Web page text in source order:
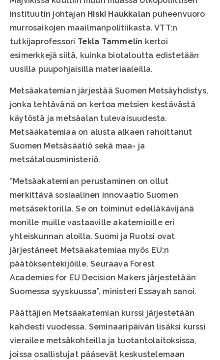
instituutin johtajan Hiski Haukkalan puheenvuoro
murrosaikojen maailmanpolitiikasta. VTT:n
tutkijaprofessori Tekla Tammelin kertoi
esimerkkejä siitä, kuinka biotaloutta edistetään
uusilla puupohjaisilla materiaaleilla.
Metsäakatemian järjestää Suomen Metsäyhdistys,
jonka tehtävänä on kertoa metsien kestävästä
käytöstä ja metsäalan tulevaisuudesta.
Metsäakatemiaa on alusta alkaen rahoittanut
Suomen Metsäsäätiö sekä maa- ja
metsätalousministeriö.
”Metsäakatemian perustaminen on ollut
merkittävä sosiaalinen innovaatio Suomen
metsäsektorilla. Se on toiminut edelläkävijänä
monille muille vastaaville akatemioille eri
yhteiskunnan aloilla. Suomi ja Ruotsi ovat
järjestäneet Metsäakatemiaa myös EU:n
päätöksentekijöille. Seuraava Forest
Academies for EU Decision Makers järjestetään
Suomessa syyskuussa”, ministeri Essayah sanoi.
Päättäjien Metsäakatemian kurssi järjestetään
kahdesti vuodessa. Seminaaripäivän lisäksi kurssi
vierailee metsäkohteilla ja tuotantolaitoksissa,
joissa osallistujat pääsevät keskustelemaan